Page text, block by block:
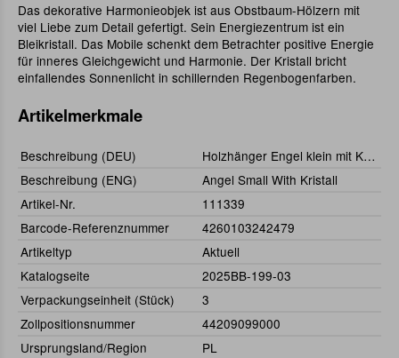
Das dekorative Harmonieobjek ist aus Obstbaum-Hölzern mit
viel Liebe zum Detail gefertigt. Sein Energiezentrum ist ein
Bleikristall. Das Mobile schenkt dem Betrachter positive Energie
für inneres Gleichgewicht und Harmonie. Der Kristall bricht
einfallendes Sonnenlicht in schillernden Regenbogenfarben.
Artikelmerkmale
Beschreibung (DEU)
Holzhänger Engel klein mit Kristall
Beschreibung (ENG)
Angel Small With Kristall
Artikel-Nr.
111339
Barcode-Referenznummer
4260103242479
Artikeltyp
Aktuell
Katalogseite
2025BB-199-03
Verpackungseinheit (Stück)
3
Zollpositionsnummer
44209099000
Ursprungsland/Region
PL